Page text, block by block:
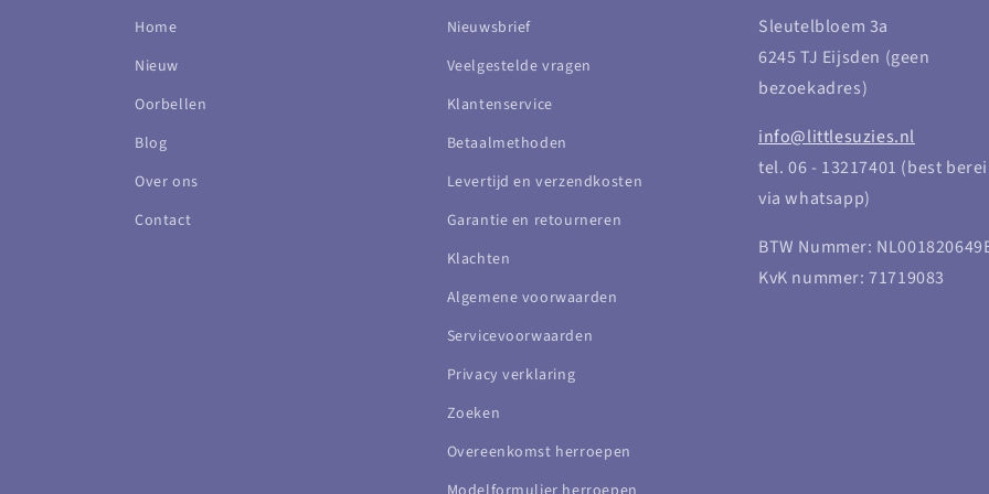
Home
Nieuw
Oorbellen
Blog
Over ons
Contact
Nieuwsbrief
Veelgestelde vragen
Klantenservice
Betaalmethoden
Levertijd en verzendkosten
Garantie en retourneren
Klachten
Algemene voorwaarden
Servicevoorwaarden
Privacy verklaring
Zoeken
Overeenkomst herroepen
Sleutelbloem 3a
6245 TJ Eijsden (geen
bezoekadres)
info@littlesuzies.nl
tel. 06 - 13217401 (best
via whatsapp)
BTW Nummer:
KvK nummer: 71719083